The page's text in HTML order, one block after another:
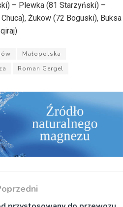
– Plewka (81 Starzyński) –
Żukow (72 Boguski), Buksa
Małopolska
Roman Gergel